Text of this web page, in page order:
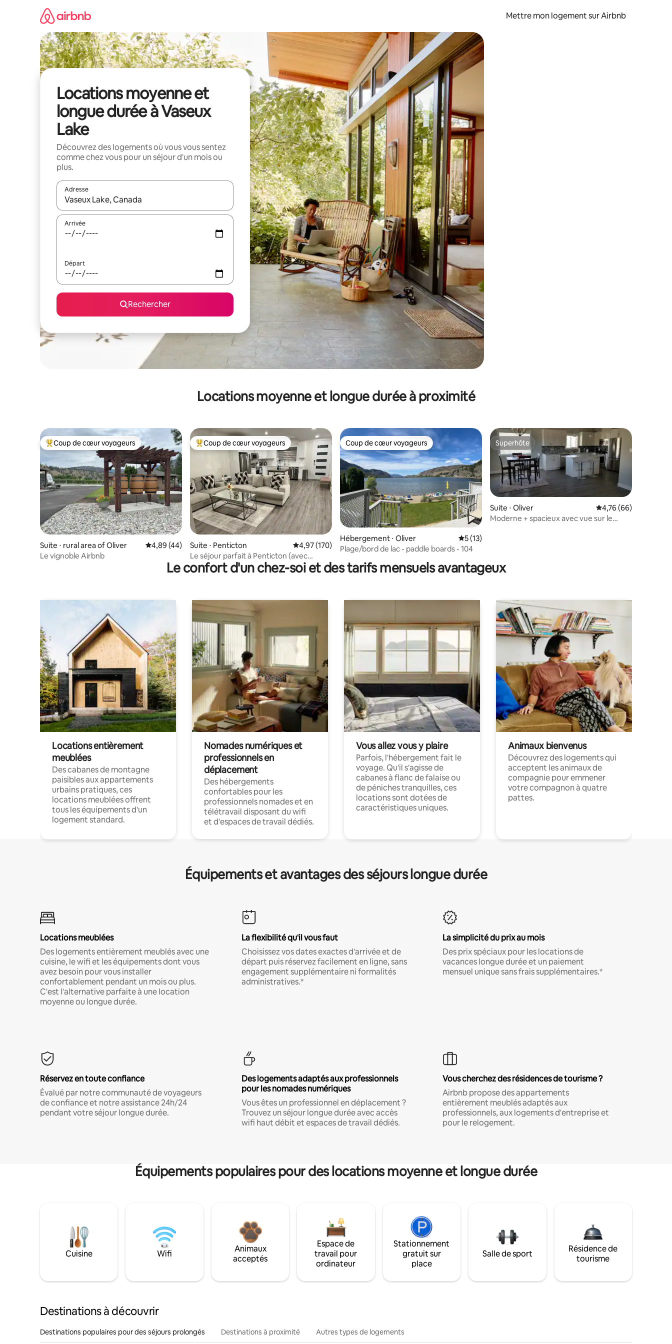
Mettre mon logement sur Airbnb
Locations moyenne et
longue durée à Vaseux
Lake
Découvrez des logements où vous vous sentez
comme chez vous pour un séjour d'un mois ou
plus.
Adresse
Lorsque les résultats s'affichent, utilisez les flèches vers le haut et vers le bas pour les parcourir ou en appuyant et en faisant glisser.
Arrivée
Départ
Rechercher
Locations moyenne et longue durée à proximité
Coups de cœur voyageurs les plus appréciés
Coup de cœur voyageurs
Suite ⋅ rural area of Oliver Évaluation moyenne sur la base de 44 commentaires : 4,89 sur 5
4,89 (44)
Le vignoble Airbnb
Coups de cœur voyageurs les plus appréciés
Coup de cœur voyageurs
Suite ⋅ Penticton Évaluation moyenne sur la base de 170 commentaires : 4,97 sur 5
4,97 (170)
Le séjour parfait à Penticton (avec
licence)
Coup de cœur voyageurs
Coup de cœur voyageurs
Hébergement ⋅ Oliver Évaluation moyenne sur la base de 13 commentaires : 5 sur 5
5 (13)
Plage/bord de lac - paddle boards - 104
Superhôte
Superhôte
Suite ⋅ Oliver Évaluation moyenne
4,76 (66)
Moderne + spacieux avec vue sur le
Le confort d'un chez-soi et des tarifs mensuels avantageux
Locations entièrement
meublées
Des cabanes de montagne
paisibles aux appartements
urbains pratiques, ces
locations meublées offrent
tous les équipements d'un
logement standard.
Nomades numériques et
professionnels en
déplacement
Des hébergements
confortables pour les
professionnels nomades et en
télétravail disposant du wifi
et d'espaces de travail dédiés.
Vous allez vous y plaire
Parfois, l'hébergement fait le
voyage. Qu'il s'agisse de
cabanes à flanc de falaise ou
de péniches tranquilles, ces
locations sont dotées de
caractéristiques uniques.
Animaux bienvenus
Découvrez des logements qui
acceptent les animaux de
compagnie pour emmener
votre compagnon à quatre
pattes.
Équipements et avantages des séjours longue durée
Locations meublées
Des logements entièrement meublés avec une
cuisine, le wifi et les équipements dont vous
avez besoin pour vous installer
confortablement pendant un mois ou plus.
C'est l'alternative parfaite à une location
moyenne ou longue durée.
La flexibilité qu'il vous faut
Choisissez vos dates exactes d'arrivée et de
départ puis réservez facilement en ligne, sans
engagement supplémentaire ni formalités
administratives.*
La simplicité du prix au mois
Des prix spéciaux pour les locations de
vacances longue durée et un paiement
mensuel unique sans frais supplémentaires.*
Réservez en toute confiance
Évalué par notre communauté de voyageurs
de confiance et notre assistance 24h/24
pendant votre séjour longue durée.
Des logements adaptés aux professionnels
pour les nomades numériques
Vous êtes un professionnel en déplacement ?
Trouvez un séjour longue durée avec accès
wifi haut débit et espaces de travail dédiés.
Vous cherchez des résidences de tourisme ?
Airbnb propose des appartements
entièrement meublés adaptés aux
professionnels, aux logements d'entreprise et
pour le relogement.
Équipements populaires pour des locations moyenne et longue durée
Cuisine Wifi
Animaux
acceptés
Espace de
travail pour
ordinateur
Stationnement
gratuit sur
place
Salle de sport
Résidence de
tourisme
Destinations à découvrir
Destinations populaires pour des séjours prolongés Destinations à proximité Autres types de logements